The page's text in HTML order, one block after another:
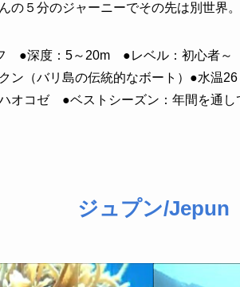
の５分のジャーニーでその先は別世界
フ ●深度：5～20m ●レベル：初心者
ン（バリ島の伝統的なボート）●水温
ハオコゼ ●ベストシーズン：年間を通
ジュプン/Jepun